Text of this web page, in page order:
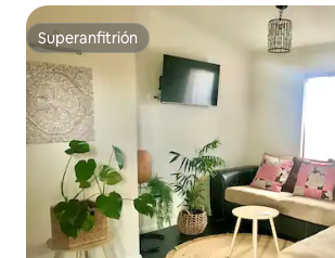
Superanfitrión
Superanfitrión